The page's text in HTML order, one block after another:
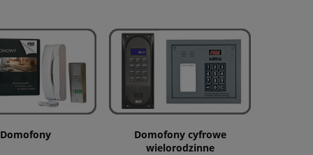
Domofony
Domofony cyfrowe
wielorodzinne